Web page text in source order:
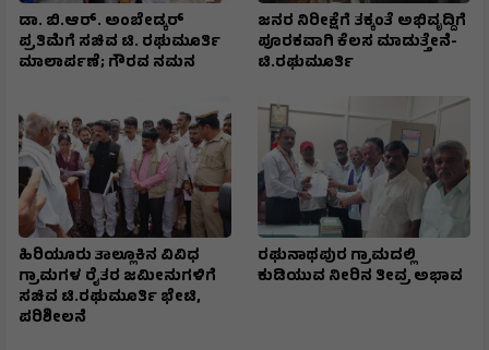
ಡಾ. ಬಿ.ಆರ್. ಅಂಬೇಡ್ಕರ್
ಪ್ರತಿಮೆಗೆ ಸಚಿವ ಟಿ. ರಘುಮೂರ್ತಿ
ಮಾಲಾರ್ಪಣೆ; ಗೌರವ ನಮನ
ಜನರ ನಿರೀಕ್ಷೆಗೆ ತಕ್ಕಂತೆ ಅಭಿವೃದ್ದಿಗೆ
ಪೂರಕವಾಗಿ ಕೆಲಸ ಮಾಡುತ್ತೇನೆ-
ಟಿ.ರಘುಮೂರ್ತಿ
ಹಿರಿಯೂರು ತಾಲ್ಲೂಕಿನ ವಿವಿಧ
ಗ್ರಾಮಗಳ ರೈತರ ಜಮೀನುಗಳಿಗೆ
ಸಚಿವ ಟಿ.ರಘುಮೂರ್ತಿ ಭೇಟಿ,
ಪರಿಶೀಲನೆ
ರಘುನಾಥಪುರ ಗ್ರಾಮದಲ್ಲಿ
ಕುಡಿಯುವ ನೀರಿನ ತೀವ್ರ ಅಭಾವ